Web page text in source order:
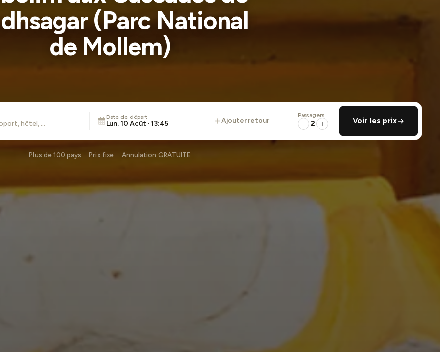
(Parc National
de Mollem)
Date de départ
Lun. 10 Août · 13:45 ajouter retour
Passagers
2 Voir les prix
Plus de 100 pays · Prix fixe · Annulation GRATUITE